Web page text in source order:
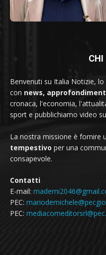
CHI
Benvenuti su Italia Notizie,
con news,
cronaca, l'economia,
sport e pubblichiamo video
La nostra missione è fornire
tempestivo per una
consapevole.
Contatti
E-mail:
PEC:
PEC: